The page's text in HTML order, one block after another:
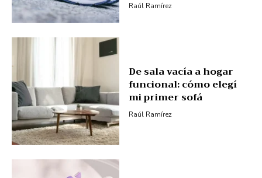
Raúl Ramírez
De sala vacía a hogar
funcional: cómo elegí
mi primer sofá
Raúl Ramírez